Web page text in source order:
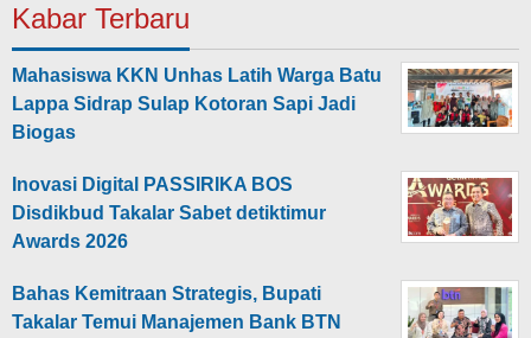
Kabar Terbaru
Mahasiswa KKN Unhas Latih Warga Batu
Lappa Sidrap Sulap Kotoran Sapi Jadi
Biogas
Inovasi Digital PASSIRIKA BOS
Disdikbud Takalar Sabet detiktimur
Awards 2026
Bahas Kemitraan Strategis, Bupati
Takalar Temui Manajemen Bank BTN